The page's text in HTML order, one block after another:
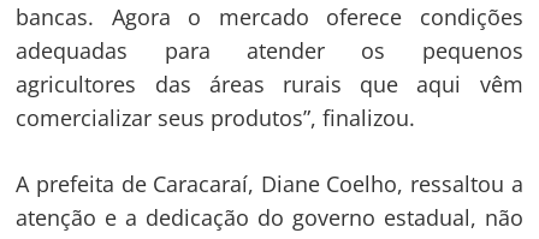
bancas. Agora o mercado oferece condições
adequadas para atender os pequenos
agricultores das áreas rurais que aqui vêm
comercializar seus produtos”, finalizou.
A prefeita de Caracaraí, Diane Coelho, ressaltou a
atenção e a dedicação do governo estadual, não
Navegação
Post